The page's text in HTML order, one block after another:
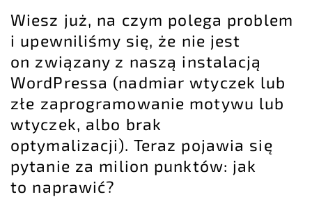
Wiesz już, na czym polega problem
i upewniliśmy się, że nie jest
on związany z naszą instalacją
WordPressa (nadmiar wtyczek lub
złe zaprogramowanie motywu lub
wtyczek, albo brak
optymalizacji). Teraz pojawia się
pytanie za milion punktów: jak
to naprawić?